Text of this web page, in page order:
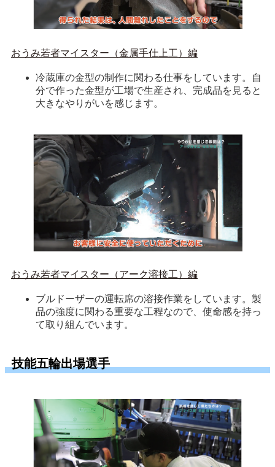
おうみ若者マイスター（金属手仕上工）編
冷蔵庫の金型の制作に関わる仕事をしています。自
分で作った金型が工場で生産され、完成品を見ると
大きなやりがいを感じます。
おうみ若者マイスター（アーク溶接工）編
ブルドーザーの運転席の溶接作業をしています。製
品の強度に関わる重要な工程なので、使命感を持っ
て取り組んでいます。
技能五輪出場選手